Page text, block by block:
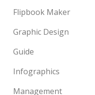
Flipbook Maker
Graphic Design
Guide
Infographics
Management